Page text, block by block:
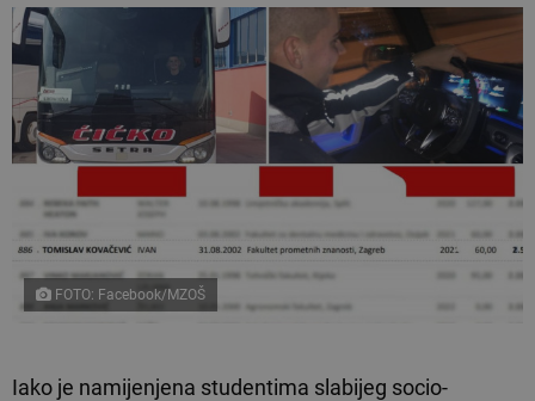
FOTO: Facebook/MZOŠ
Iako je namijenjena studentima slabijeg socio-